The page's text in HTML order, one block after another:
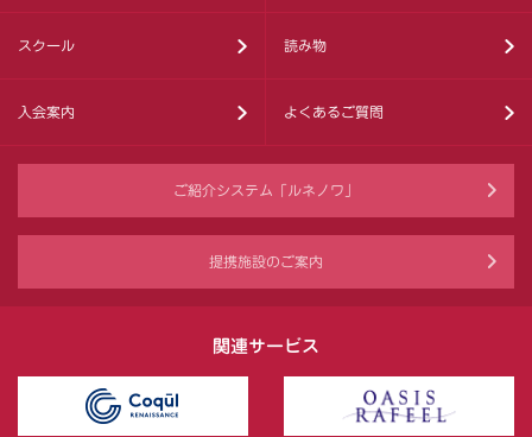
スクール 読み物
入会案内 よくあるご質問
ご紹介システム「ルネノワ」
提携施設のご案内
関連サービス